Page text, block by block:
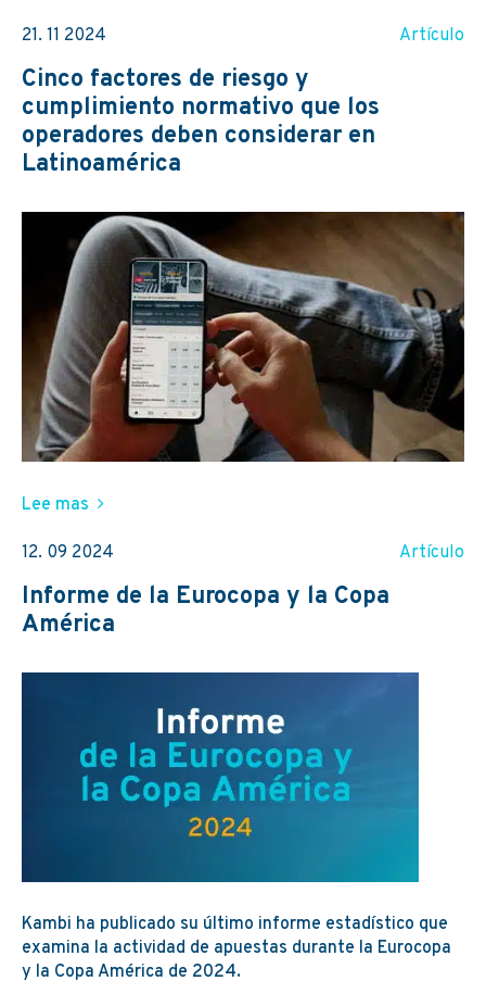
21. 11 2024 Artículo
Cinco factores de riesgo y
cumplimiento normativo que los
operadores deben considerar en
Latinoamérica
Lee mas
12. 09 2024 Artículo
Informe de la Eurocopa y la Copa
América
Kambi ha publicado su último informe estadístico que
examina la actividad de apuestas durante la Eurocopa
y la Copa América de 2024.